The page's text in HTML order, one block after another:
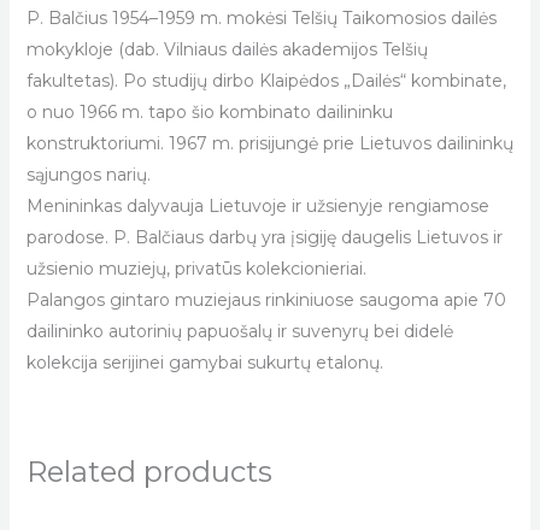
P. Balčius 1954–1959 m. mokėsi Telšių Taikomosios dailės
mokykloje (dab. Vilniaus dailės akademijos Telšių
fakultetas). Po studijų dirbo Klaipėdos „Dailės“ kombinate,
o nuo 1966 m. tapo šio kombinato dailininku
konstruktoriumi. 1967 m. prisijungė prie Lietuvos dailininkų
sąjungos narių.
Menininkas dalyvauja Lietuvoje ir užsienyje rengiamose
parodose. P. Balčiaus darbų yra įsigiję daugelis Lietuvos ir
užsienio muziejų, privatūs kolekcionieriai.
Palangos gintaro muziejaus rinkiniuose saugoma apie 70
dailininko autorinių papuošalų ir suvenyrų bei didelė
kolekcija serijinei gamybai sukurtų etalonų.
Related products